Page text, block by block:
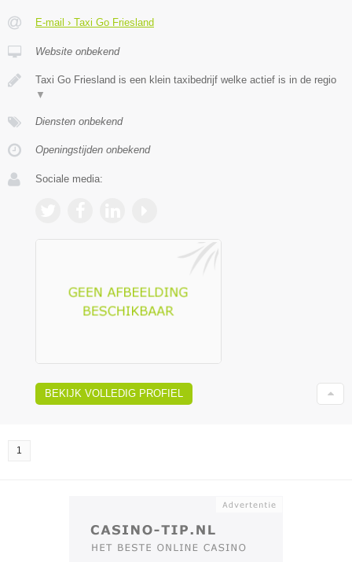
E-mail › Taxi Go Friesland
Website onbekend
Taxi Go Friesland is een klein taxibedrijf welke actief is in de regio
▼
Diensten onbekend
Openingstijden onbekend
Sociale media:
BEKIJK VOLLEDIG PROFIEL
1